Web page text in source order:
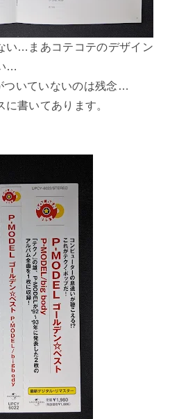
い…まあコテコテのデザイン
…
ついていないのは残念…
書いてあります。